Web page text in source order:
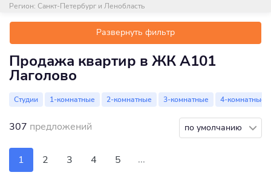
Регион: Санкт-Петербург и Ленобласть
Развернуть фильтр
Продажа квартир в ЖК А101
Лаголово
Студии 1-комнатные 2-комнатные 3-комнатные 4-комнатные
307 предложений по умолчанию
1 2 3 4 5 ...